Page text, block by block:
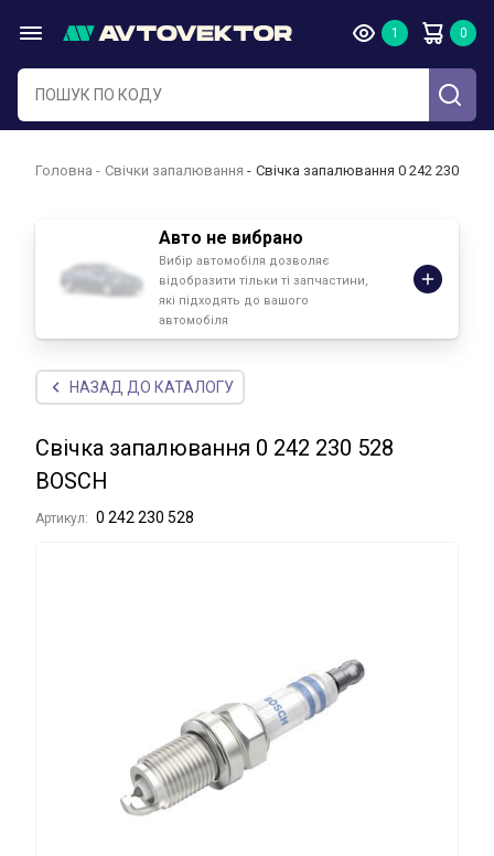
Головна Свічки запалювання Свічка запалювання 0 242 230 528
Авто не вибрано
Вибір автомобіля дозволяє
відобразити тільки ті запчастини,
які підходять до вашого
автомобіля
НАЗАД ДО КАТАЛОГУ
Свічка запалювання 0 242 230 528
BOSCH
Артикул: 0 242 230 528